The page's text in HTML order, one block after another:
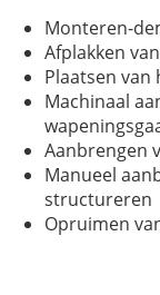
Monteren-
Afplakken
Plaatsen
Machinaal
Aanbrengen
Manueel
structureren
Opruimen